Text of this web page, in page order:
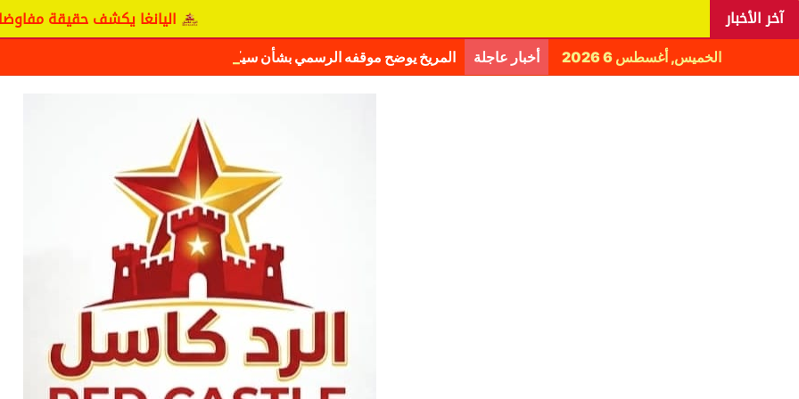
آخر الأخبار اليانغا يكشف حقيقة مفاوضات نجم المريخ
الخميس, أغسطس 6 2026 أخبار عاجلة المريخ يوضح موقفه الرسمي بشأن سيكافا.